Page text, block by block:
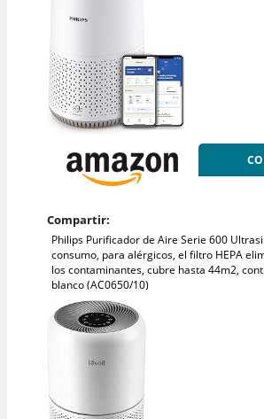
Compartir:
Philips Purificador de Aire Serie 600
consumo, para alérgicos, el filtro HEPA
los contaminantes, cubre hasta 44m2,
blanco (AC0650/10)